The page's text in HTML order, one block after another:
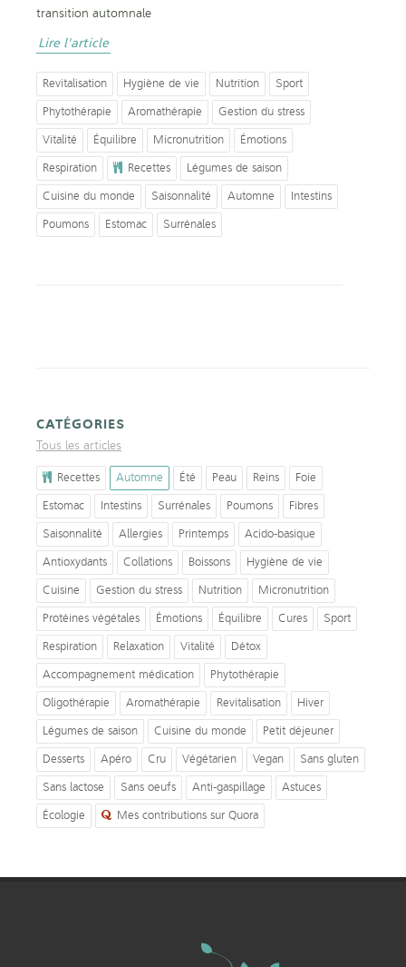
transition automnale
Lire l'article
Revitalisation Hygiène de vie Nutrition
Sport
Phytothérapie
Aromathérapie
Gestion du stress
Vitalité
Équilibre Micronutrition
Émotions
Respiration
Recettes
Légumes de saison
Cuisine du monde
Saisonnalité Automne
Intestins
Poumons
Estomac Surrénales
CATÉGORIES
Tous les articles
Recettes Automne Été Peau Reins
Foie
Estomac
Intestins Surrénales Poumons
Fibres
Saisonnalité
Allergies Printemps
Acido-basique
Antioxydants
Collations Boissons
Hygiène de vie
Cuisine
Gestion du stress Nutrition
Micronutrition
Protéines végétales
Émotions Équilibre Cures
Sport
Respiration
Relaxation Vitalité
Détox
Accompagnement médication
Phytothérapie
Oligothérapie
Aromathérapie Revitalisation
Hiver
Légumes de saison
Cuisine du monde
Petit déjeuner
Desserts
Apéro Cru Végétarien Vegan
Sans gluten
Sans lactose
Sans oeufs Anti-gaspillage
Astuces
Écologie
Mes contributions sur Quora